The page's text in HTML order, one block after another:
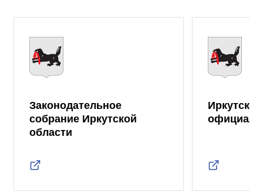
Законодательное
собрание Иркутской
области